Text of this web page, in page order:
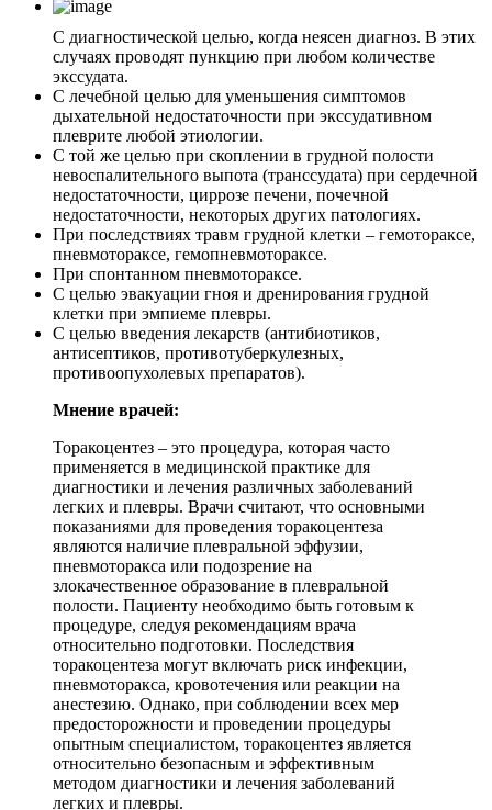
С диагностической целью, когда неясен диагноз. В этих
случаях проводят пункцию при любом количестве
экссудата.
С лечебной целью для уменьшения симптомов
дыхательной недостаточности при экссудативном
плеврите любой этиологии.
С той же целью при скоплении в грудной полости
невоспалительного выпота (транссудата) при сердечной
недостаточности, циррозе печени, почечной
недостаточности, некоторых других патологиях.
При последствиях травм грудной клетки – гемотораксе,
пневмотораксе, гемопневмотораксе.
При спонтанном пневмотораксе.
С целью эвакуации гноя и дренирования грудной
клетки при эмпиеме плевры.
С целью введения лекарств (антибиотиков,
антисептиков, противотуберкулезных,
противоопухолевых препаратов).
Мнение врачей:
Торакоцентез – это процедура, которая часто
применяется в медицинской практике для
диагностики и лечения различных заболеваний
легких и плевры. Врачи считают, что основными
показаниями для проведения торакоцентеза
являются наличие плевральной эффузии,
пневмоторакса или подозрение на
злокачественное образование в плевральной
полости. Пациенту необходимо быть готовым к
процедуре, следуя рекомендациям врача
относительно подготовки. Последствия
торакоцентеза могут включать риск инфекции,
пневмоторакса, кровотечения или реакции на
анестезию. Однако, при соблюдении всех мер
предосторожности и проведении процедуры
опытным специалистом, торакоцентез является
относительно безопасным и эффективным
методом диагностики и лечения заболеваний
легких и плевры.